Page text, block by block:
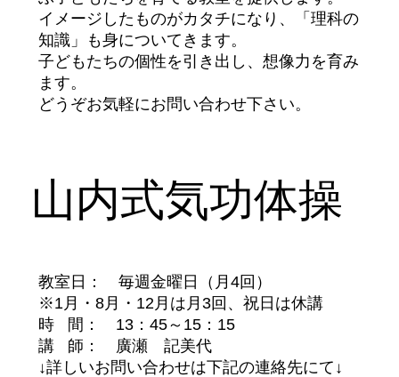
イメージしたものがカタチになり、「理科の
知識」も身についてきます。
子どもたちの個性を引き出し、想像力を育み
ます。
どうぞお気軽にお問い合わせ下さい。
教室日： 毎週金曜日（月4回）
※1月・8月・12月は月3回、祝日は休講
時 間： 13：45～15：15
講 師： 廣瀬 記美代
↓詳しいお問い合わせは下記の連絡先にて↓
山内式気功体操